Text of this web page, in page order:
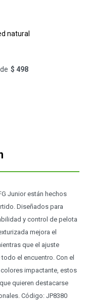
natural
$ 498
Junior están hechos
Diseñados para
y control de pelota
mejora el
que el ajuste
el encuentro. Con el
impactante, estos
quieren destacarse
Código: JP8380